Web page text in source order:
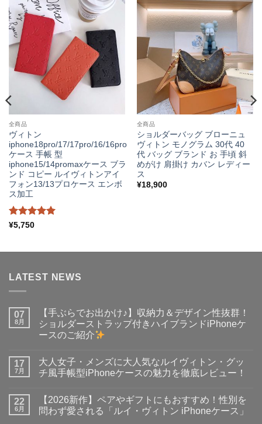
全商品
ヴィトン
iphone18pro/17/17pro/16/16pro
ケース 手帳 型
iphone15/14promaxケース ブラ
ンド コピー ルイヴィトンアイ
フォン13/13プロケース エンボ
ス加工
5段階中
¥5,750
全商品
ショルダーバッグ ブローニュ
ヴィトン モノグラム 30代 40
代 バッグ ブランド お 手頃 斜
めがけ 肩掛け カバン レディー
ス
¥18,900
LATEST NEWS
07
8月
【手ぶらでお出かけ♪】収納力＆デザイン性抜群！
ショルダーストラップ付きハイブランドiPhoneケ
ースのご紹介
ら
で
お
♪】
収
ン
ト
は
り
ま
17
7月
大人女子・メンズに大人気なルイヴィトン・グッ
チ風手帳型iPhoneケースの魅力を徹底レビュー！
子・
メ
ト
は
22
6月
【2026新作】ペアやギフトにもおすすめ！性別を
問わず愛される「ルイ・ヴィトン iPhoneケース」